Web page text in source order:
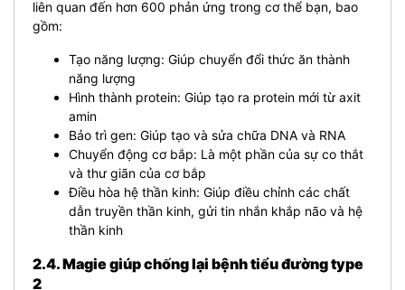
liên quan đến hơn 600 phản ứng trong cơ thể bạn, bao
gồm:
Tạo năng lượng: Giúp chuyển đổi thức ăn thành
năng lượng
Hình thành protein: Giúp tạo ra protein mới từ axit
amin
Bảo trì gen: Giúp tạo và sửa chữa DNA và RNA
Chuyển động cơ bắp: Là một phần của sự co thắt
và thư giãn của cơ bắp
Điều hòa hệ thần kinh: Giúp điều chỉnh các chất
dẫn truyền thần kinh, gửi tin nhắn khắp não và hệ
thần kinh
2.4. Magie giúp chống lại bệnh tiểu đường type
2